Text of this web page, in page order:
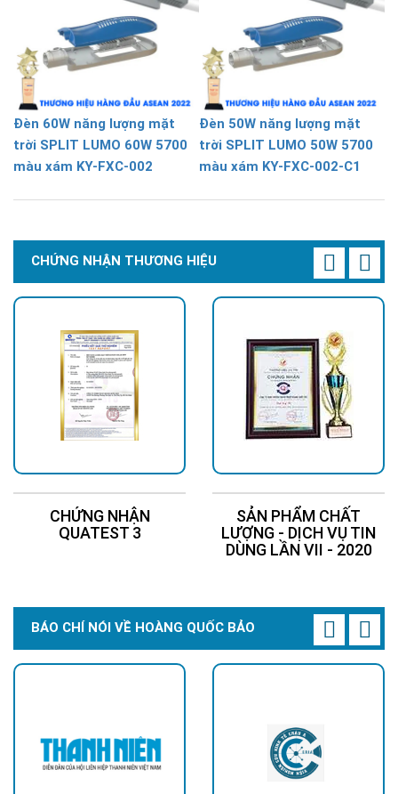
Đèn 60W năng lượng mặt
trời SPLIT LUMO 60W 5700
màu xám KY-FXC-002
Đèn 50W năng lượng mặt
trời SPLIT LUMO 50W 5700
màu xám KY-FXC-002-C1
CHỨNG NHẬN THƯƠNG HIỆU
CHỨNG NHẬN
QUATEST 3
SẢN PHẨM CHẤT
LƯỢNG - DỊCH VỤ TIN
DÙNG LẦN VII - 2020
BÁO CHÍ NÓI VỀ HOÀNG QUỐC BẢO